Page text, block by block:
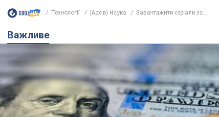
Технології (Архів) Наука Завантажити серіали за...
Важливе